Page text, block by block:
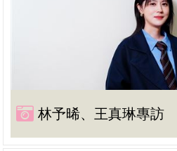
林予晞、王真琳專訪